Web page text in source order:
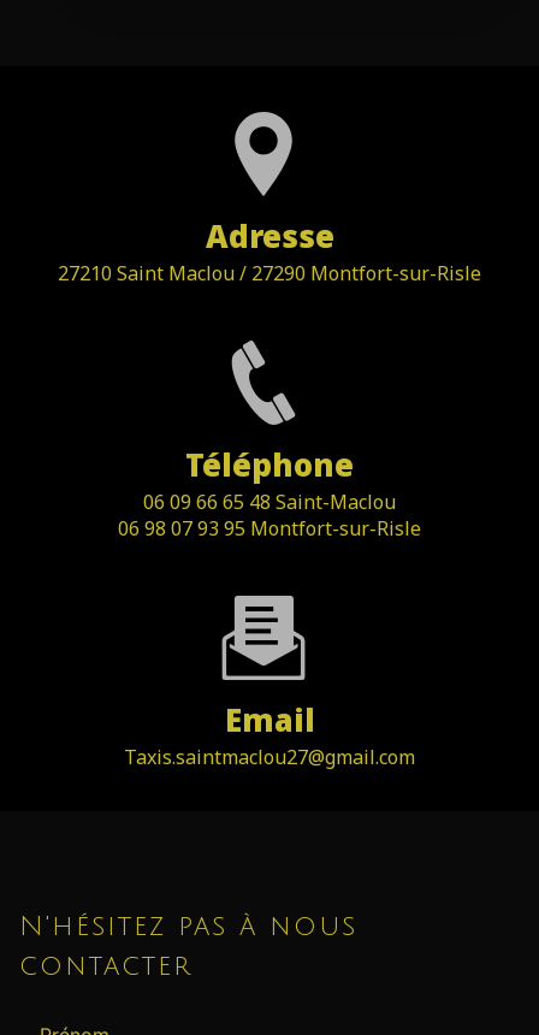
Adresse
27210 Saint Maclou / 27290 Montfort-sur-Risle
Téléphone
06 09 66 65 48 Saint-Maclou
06 98 07 93 95 Montfort-sur-Risle
Email
taxis.saintmaclou27@gmail.com
N'hésitez pas à nous
contacter